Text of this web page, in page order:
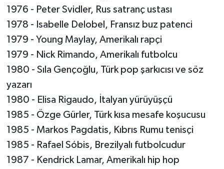
1976 - Peter Svidler, Rus satranç ustası
1978 - Isabelle Delobel, Fransız buz patenci
1979 - Young Maylay, Amerikalı rapçi
1979 - Nick Rimando, Amerikalı futbolcu
1980 - Sıla Gençoğlu, Türk pop şarkıcısı ve söz
yazarı
1980 - Elisa Rigaudo, İtalyan yürüyüşçü
1985 - Özge Gürler, Türk kısa mesafe koşucusu
1985 - Markos Pagdatis, Kıbrıs Rumu tenisçi
1985 - Rafael Sóbis, Brezilyalı futbolcudur
1987 - Kendrick Lamar, Amerikalı hip hop